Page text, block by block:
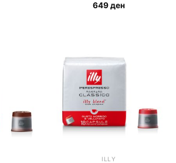
649ден
ILLY